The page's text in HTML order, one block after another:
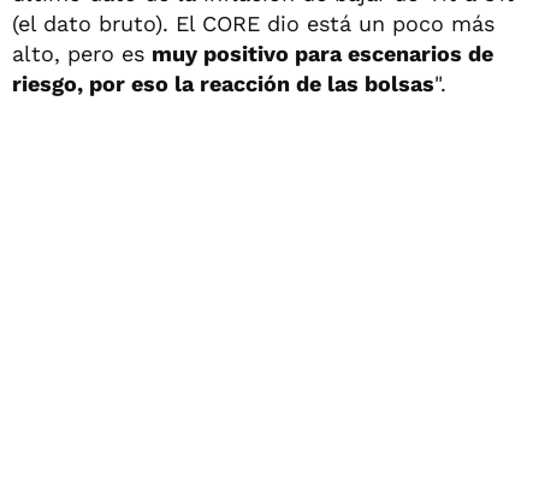
(el dato bruto). El CORE dio está un poco más
alto, pero es muy positivo para escenarios de
riesgo, por eso la reacción de las bolsas".